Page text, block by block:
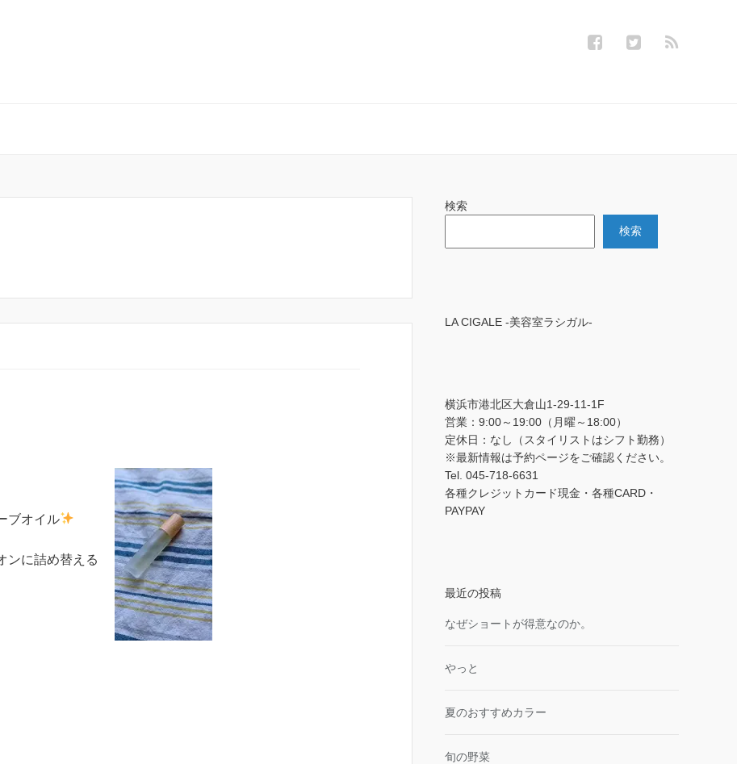
ブオイル
ンに詰め替える
検索
検索
LA CIGALE -美容室ラシガル-
横浜市港北区大倉山1-29-11-1F
営業：9:00～19:00（月曜～18:00）
定休日：なし（スタイリストはシフト勤務）
※最新情報は予約ページをご確認ください。
Tel. 045-718-6631
各種クレジットカード現金・各種CARD・
PAYPAY
最近の投稿
なぜショートが得意なのか。
やっと
夏のおすすめカラー
旬の野菜